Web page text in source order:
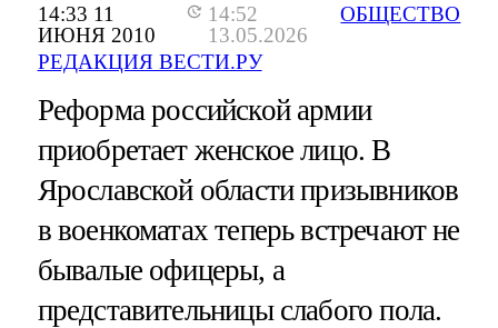
14:33 11
ИЮНЯ 2010
14:52
13.05.2026
РЕДАКЦИЯ ВЕСТИ.РУ
ОБЩЕСТВО
Реформа российской армии
приобретает женское лицо. В
Ярославской области призывников
в военкоматах теперь встречают не
бывалые офицеры, а
представительницы слабого пола.